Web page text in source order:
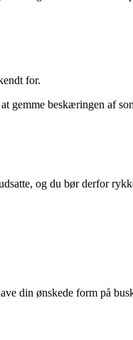
for.
beskæringen af
og du bør derfor
din ønskede form på